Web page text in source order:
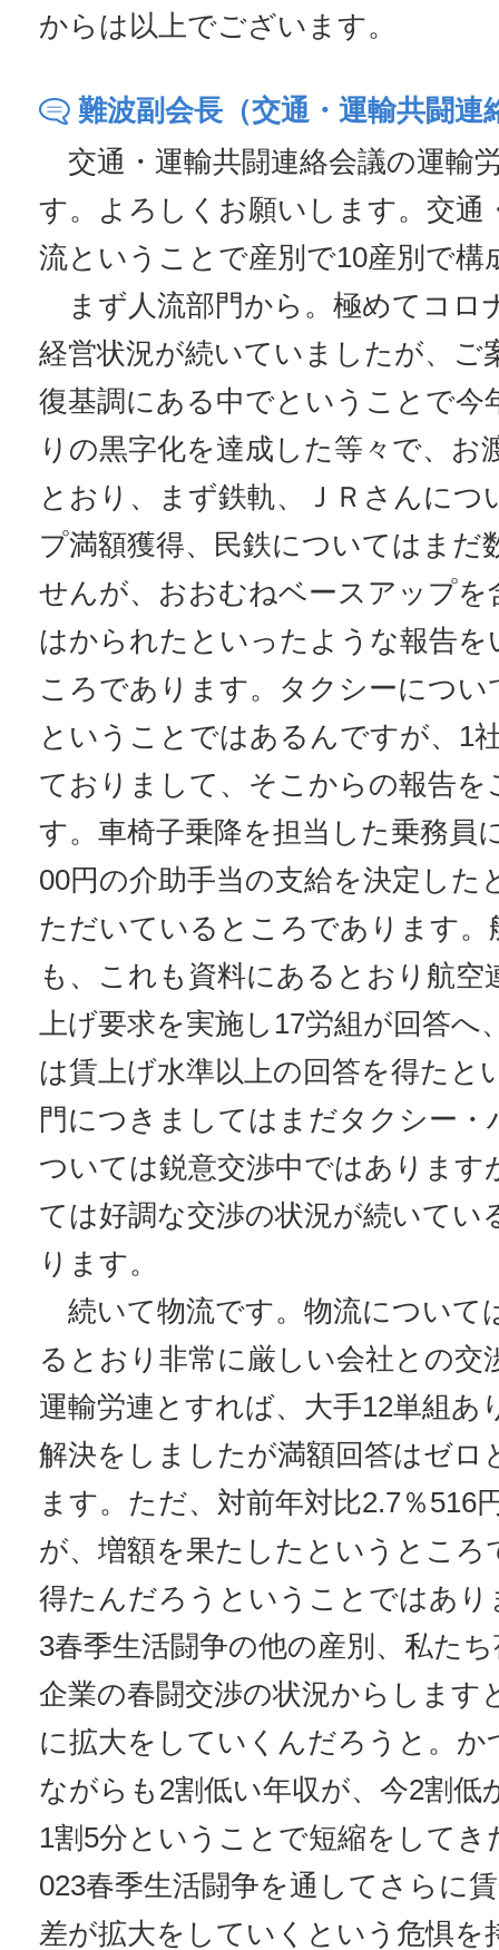
からは以上でございます。
難波副会長（交通・運輸共闘連
交通・運輸共闘連絡会議の運輸
す。よろしくお願いします。交通
流ということで産別で10産別で構
まず人流部門から。極めてコロ
経営状況が続いていましたが、ご
復基調にある中でということで今
りの黒字化を達成した等々で、お
とおり、まず鉄軌、ＪＲさんにつ
プ満額獲得、民鉄についてはまだ
せんが、おおむねベースアップを
はかられたといったような報告
ころであります。タクシーにつ
ということではあるんですが、1
ておりまして、そこからの報告を
す。車椅子乗降を担当した乗務員
00円の介助手当の支給を決定した
ただいているところであります。
も、これも資料にあるとおり航空
上げ要求を実施し17労組が回答
は賃上げ水準以上の回答を得たと
門につきましてはまだタクシー
ついては鋭意交渉中ではあります
ては好調な交渉の状況が続いてい
ります。
続いて物流です。物流について
るとおり非常に厳しい会社との交
運輸労連とすれば、大手12単組あ
解決をしましたが満額回答はゼロ
ます。ただ、対前年対比2.7％516
が、増額を果たしたというところ
得たんだろうということではあり
3春季生活闘争の他の産別、私た
企業の春闘交渉の状況からします
に拡大をしていくんだろうと。か
ながらも2割低い年収が、今2割低
1割5分ということで短縮をして
023春季生活闘争を通してさらに
差が拡大をしていくという危惧を